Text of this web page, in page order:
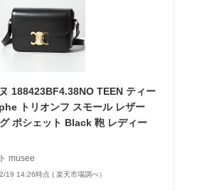
188423BF4.38NO TEEN ティー
トリオンフ スモール レザー
ポシェット Black 鞄 レディー
musee
19 14:26時点 | 楽天市場調べ）